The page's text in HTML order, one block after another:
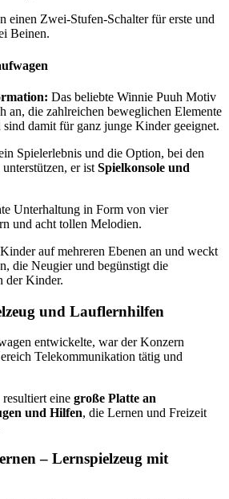
einen Zwei-Stufen-Schalter für erste und
Beinen.
Das beliebte Winnie Puuh Motiv
an, die zahlreichen beweglichen Elemente
damit für ganz junge Kinder geeignet.
Spielerlebnis und die Option, bei den
er ist Spielkonsole und
Unterhaltung in Form von vier
und acht tollen Melodien.
auf mehreren Ebenen an und weckt
die Neugier und begünstigt die
der Kinder.
und Lauflernhilfen
entwickelte, war der Konzern
Telekommunikation tätig und
eine große Platte an
und Hilfen, die Lernen und Freizeit
– Lernspielzeug mit